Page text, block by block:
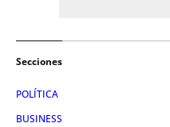
Secciones
POLÍTICA
BUSINESS